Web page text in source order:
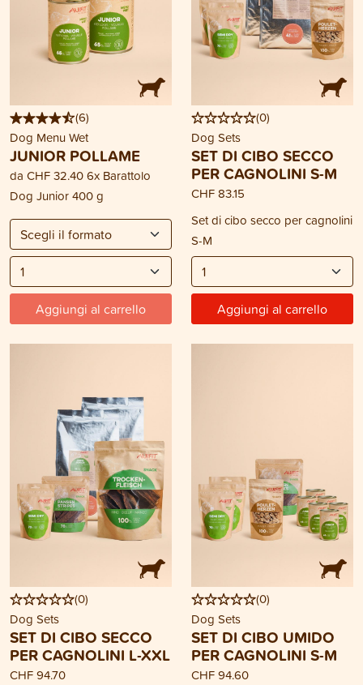
(6)
Dog Menu Wet
JUNIOR POLLAME
da CHF 32.406x Barattolo
Dog Junior 400 g
Aggiungi al carrello
(0)
Dog Sets
SET DI CIBO SECCO
PER CAGNOLINI S-M
CHF 83.15
Set di cibo secco per cagnolini
S-M
Aggiungi al carrello
(0)
Dog Sets
SET DI CIBO SECCO
PER CAGNOLINI L-XXL
CHF 94.70
(0)
Dog Sets
SET DI CIBO UMIDO
PER CAGNOLINI S-M
CHF 94.60